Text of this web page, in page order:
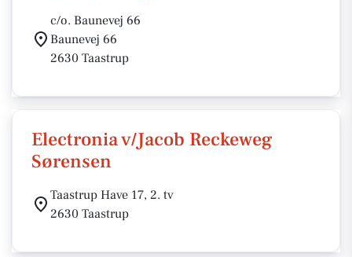
c/o. Baunevej 66
Baunevej 66
2630 Taastrup
Electronia v/Jacob Reckeweg
Sørensen
Taastrup Have 17, 2. tv
2630 Taastrup